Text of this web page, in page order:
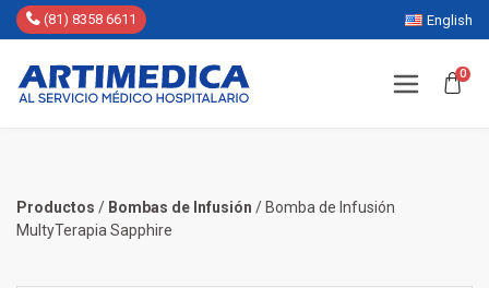
(81) 8358 6611 English
0
Productos / Bombas de Infusión / Bomba de Infusión
MultyTerapia Sapphire